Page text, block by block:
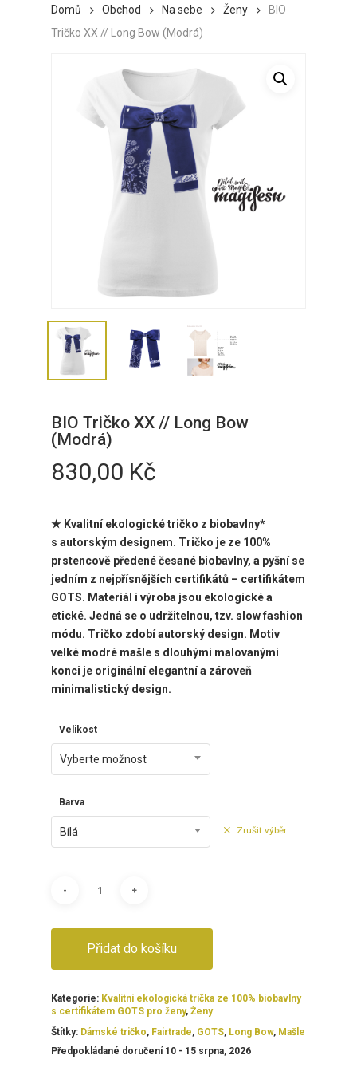
Domů Obchod Na sebe Ženy
BIO
Tričko XX // Long Bow (Modrá)
BIO Tričko XX // Long Bow
(Modrá)
830,00 Kč
★ Kvalitní ekologické tričko z biobavlny*
s autorským designem. Tričko je ze 100%
prstencově předené česané biobavlny, a pyšní se
jedním z nejpřísnějších certifikátů – certifikátem
GOTS. Materiál i výroba jsou ekologické a
etické. Jedná se o udržitelnou, tzv. slow fashion
módu. Tričko zdobíautorský design. Motiv
velké modré mašle s dlouhými malovanými
konci je originální elegantní a zároveň
minimalistický design.
Velikost
Vyberte možnost
Barva
Bílá Zrušit výběr
Přidat do košíku
Kategorie: Kvalitní ekologická trička ze 100% biobavlny
s certifikátem GOTS pro ženy, Ženy
Štítky: Dámské tričko, Fairtrade, GOTS, Long Bow, Mašle
Předpokládané doručení 10 - 15 srpna, 2026